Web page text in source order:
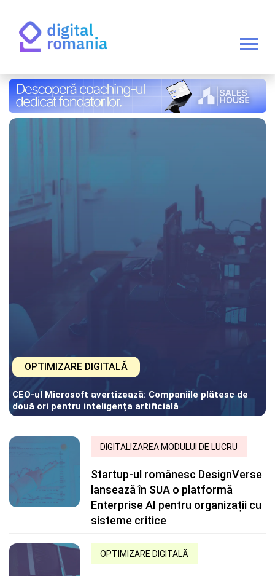
OPTIMIZARE DIGITALĂ
CEO-ul Microsoft avertizează: Companiile plătesc de
două ori pentru inteligența artificială
DIGITALIZAREA MODULUI DE LUCRU
Startup-ul românesc DesignVerse
lansează în SUA o platformă
Enterprise AI pentru organizații cu
sisteme critice
OPTIMIZARE DIGITALĂ